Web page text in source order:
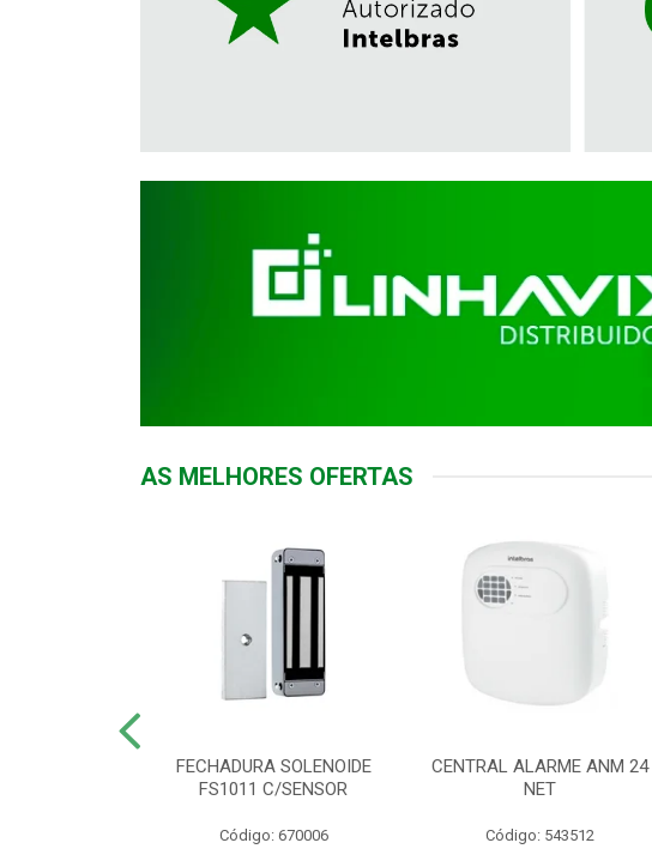
AS MELHORES OFERTAS
FECHADURA SOLENOIDE
FS1011 C/SENSOR
Código: 670006
CENTRAL ALARME ANM 24
NET
Código: 543512